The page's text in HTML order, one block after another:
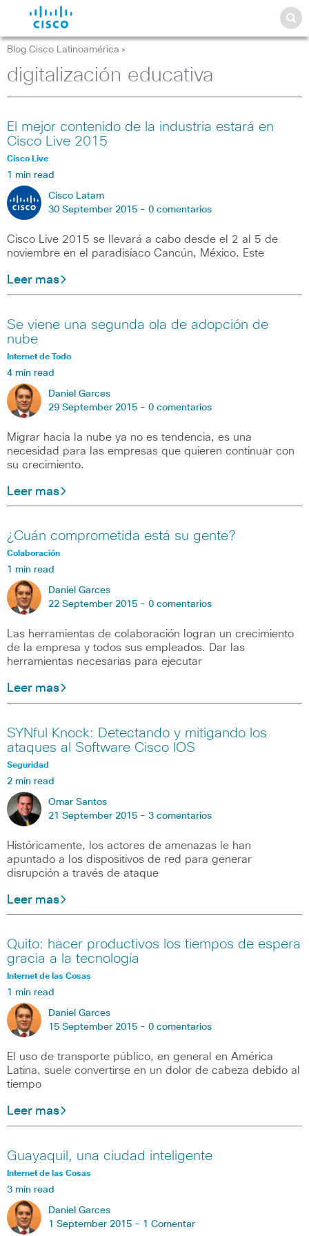
Blog Cisco Latinoamérica >
digitalización educativa
El mejor contenido de la industria estará en
Cisco Live 2015
Cisco Live
1 min read
Cisco Latam
30 September 2015 - 0 comentarios
Cisco Live 2015 se llevará a cabo desde el 2 al 5 de
noviembre en el paradisíaco Cancún, México. Este
Leer mas
Se viene una segunda ola de adopción de
nube
Internet de Todo
4 min read
Daniel Garces
29 September 2015 - 0 comentarios
Migrar hacia la nube ya no es tendencia, es una
necesidad para las empresas que quieren continuar con
su crecimiento.
Leer mas
¿Cuán comprometida está su gente?
Colaboración
1 min read
Daniel Garces
22 September 2015 - 0 comentarios
Las herramientas de colaboración logran un crecimiento
de la empresa y todos sus empleados. Dar las
herramientas necesarias para ejecutar
Leer mas
SYNful Knock: Detectando y mitigando los
ataques al Software Cisco IOS
Seguridad
2 min read
Omar Santos
21 September 2015 - 3 comentarios
Históricamente, los actores de amenazas le han
apuntado a los dispositivos de red para generar
disrupción a través de ataque
Leer mas
Quito: hacer productivos los tiempos de espera
gracia a la tecnología
Internet de las Cosas
1 min read
Daniel Garces
15 September 2015 - 0 comentarios
El uso de transporte público, en general en América
Latina, suele convertirse en un dolor de cabeza debido al
tiempo
Leer mas
Guayaquil, una ciudad inteligente
Internet de las Cosas
3 min read
Daniel Garces
1 September 2015 - 1 Comentar